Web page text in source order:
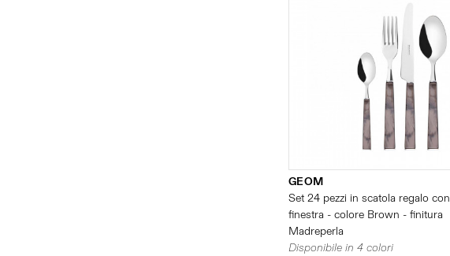
GEOM
Set 24 pezzi in scatola regalo con
finestra - colore Brown - finitura
Madreperla
Disponibile in 4 colori